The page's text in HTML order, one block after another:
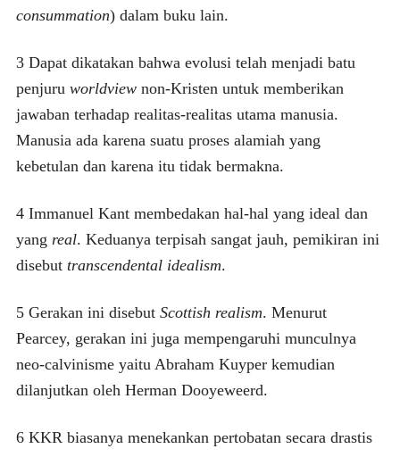
consummation) dalam buku lain.
3 Dapat dikatakan bahwa evolusi telah menjadi batu
penjuru worldviewnon-Kristen untuk memberikan
jawaban terhadap realitas-realitas utama manusia.
Manusia ada karena suatu proses alamiah yang
kebetulan dan karena itu tidak bermakna.
4 Immanuel Kant membedakan hal-hal yang ideal dan
yang real. Keduanya terpisah sangat jauh, pemikiran ini
disebut transcendental idealism.
5 Gerakan ini disebut Scottish realism. Menurut
Pearcey, gerakan ini juga mempengaruhi munculnya
neo-calvinisme yaitu Abraham Kuyper kemudian
dilanjutkan oleh Herman Dooyeweerd.
6 KKR biasanya menekankan pertobatan secara drastis